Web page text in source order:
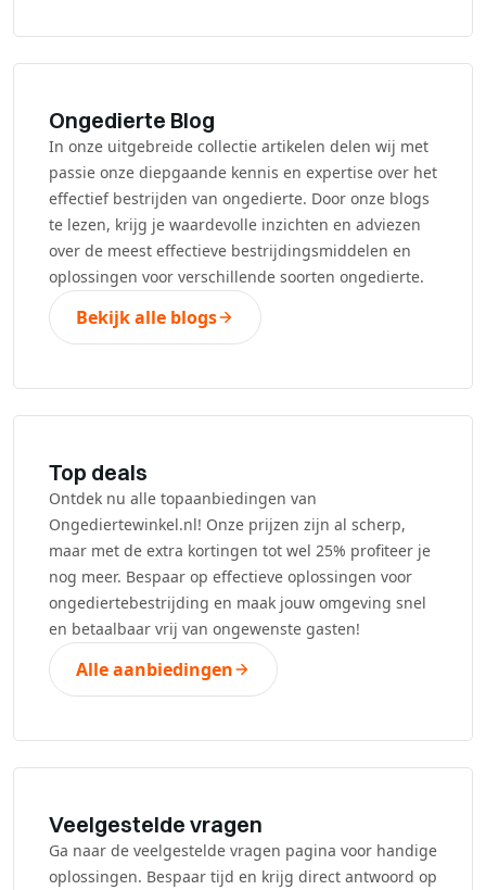
Ongedierte Blog
In onze uitgebreide collectie artikelen delen wij met
passie onze diepgaande kennis en expertise over het
effectief bestrijden van ongedierte. Door onze blogs
te lezen, krijg je waardevolle inzichten en adviezen
over de meest effectieve bestrijdingsmiddelen en
oplossingen voor verschillende soorten ongedierte.
Bekijk alle blogs
Top deals
Ontdek nu alle topaanbiedingen van
Ongediertewinkel.nl! Onze prijzen zijn al scherp,
maar met de extra kortingen tot wel 25% profiteer je
nog meer. Bespaar op effectieve oplossingen voor
ongediertebestrijding en maak jouw omgeving snel
en betaalbaar vrij van ongewenste gasten!
Alle aanbiedingen
Veelgestelde vragen
Ga naar de veelgestelde vragen pagina voor handige
oplossingen. Bespaar tijd en krijg direct antwoord op